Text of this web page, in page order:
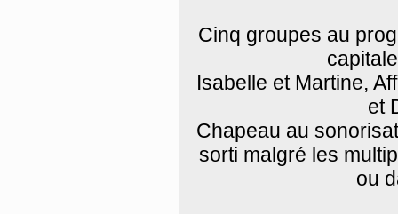
Cinq groupes au
Isabelle et Martine,
et
Chapeau au
sorti malgré les
ou